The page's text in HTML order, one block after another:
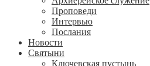
Проповеди
Интервью
Послания
Новости
Святыни
Ключевская пустынь